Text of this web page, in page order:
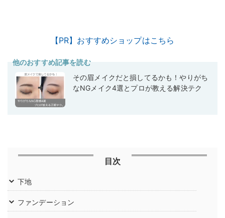
【PR】おすすめショップはこちら
他のおすすめ記事を読む
その眉メイクだと損してるかも！やりがち
なNGメイク4選とプロが教える解決テク
目次
下地
ファンデーション